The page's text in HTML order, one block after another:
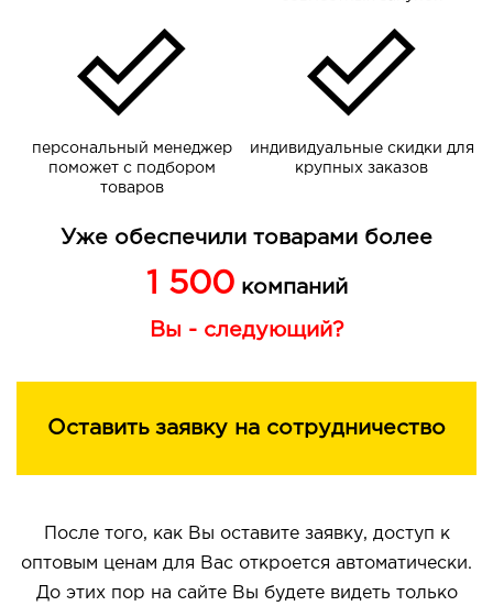
персональный менеджер
поможет с подбором
товаров
индивидуальные скидки для
крупных заказов
Уже обеспечили товарами более
1 500компаний
Вы - следующий?
Оставить заявку на сотрудничество
После того, как Вы оставите заявку, доступ к
оптовым ценам для Вас откроется автоматически.
До этих пор на сайте Вы будете видеть только